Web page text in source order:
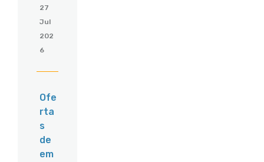
27
Jul
202
6
Ofe
rta
s
de
em